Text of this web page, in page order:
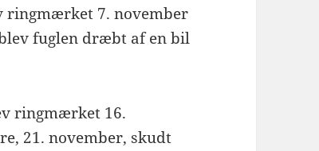
ringmærket 7. november
fuglen dræbt af en bil
ringmærket 16.
21. november, skudt